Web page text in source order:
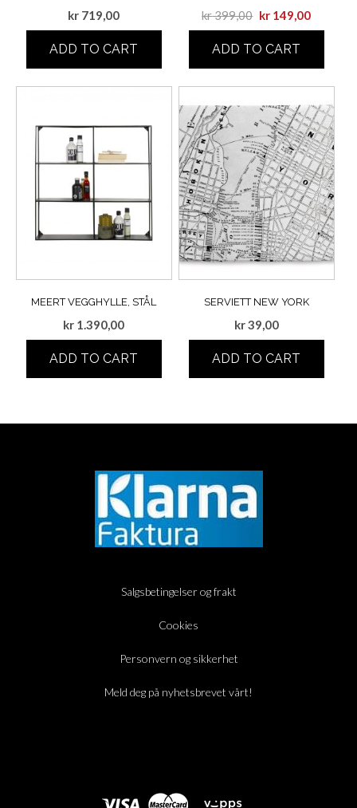
kr 719,00
ADD TO CART
kr399,00 kr 149,00
ADD TO CART
MEERT VEGGHYLLE, STÅL
kr 1.390,00
ADD TO CART
SERVIETT NEW YORK
kr39,00
ADD TO CART
Salgsbetingelser og frakt
Cookies
Personvern og sikkerhet
Meld deg på nyhetsbrevet vårt!